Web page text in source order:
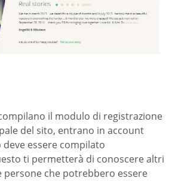
il modulo di registrazione
del sito, entrano in account
essere compilato
ti permetterà di conoscere altri
persone che potrebbero essere